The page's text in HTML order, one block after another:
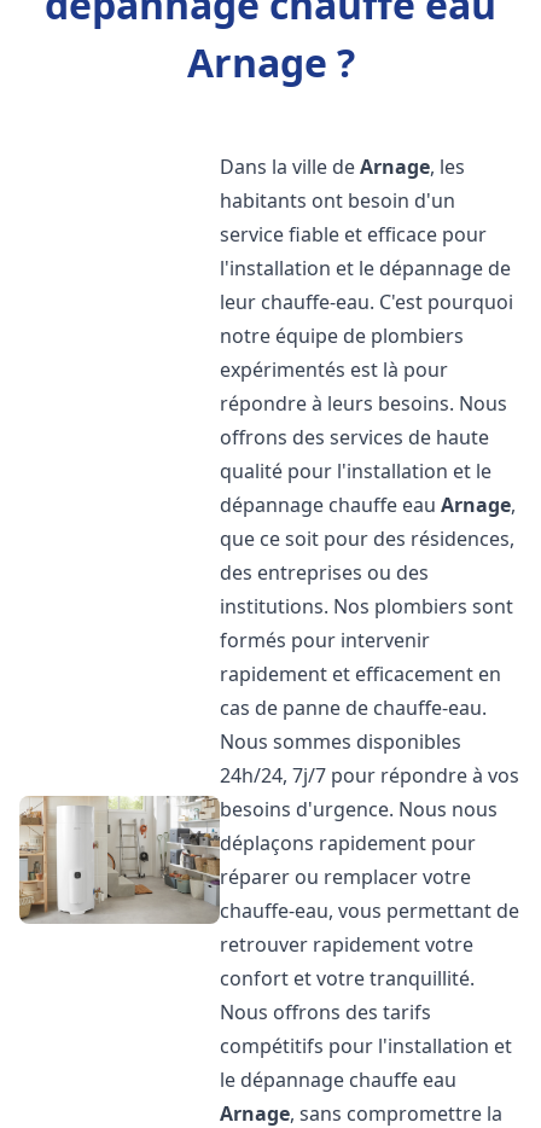
Arnage ?
Dans la ville deArnage, les
habitants ont besoin d'un
service fiable et efficace pour
l'installation et le dépannage de
leur chauffe-eau. C'est pourquoi
notre équipe de plombiers
expérimentés est là pour
répondre à leurs besoins. Nous
offrons des services de haute
qualité pour l'installation et le
dépannage chauffe eauArnage,
que ce soit pour des résidences,
des entreprises ou des
institutions. Nos plombiers sont
formés pour intervenir
rapidement et efficacement en
cas de panne de chauffe-eau.
Nous sommes disponibles
24h/24, 7j/7 pour répondre à vos
besoins d'urgence. Nous nous
déplaçons rapidement pour
réparer ou remplacer votre
chauffe-eau, vous permettant de
retrouver rapidement votre
confort et votre tranquillité.
Nous offrons des tarifs
compétitifs pour l'installation et
le dépannage chauffe eau
Arnage, sans compromettre la